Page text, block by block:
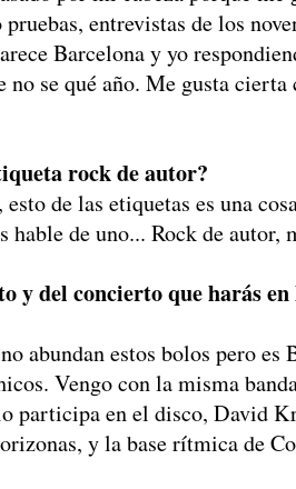
entrevistas de los
Barcelona y yo
no se qué año. Me gusta
rock de autor?
de las etiquetas es una
de uno... Rock de autor,
y del concierto que harás
abundan estos bolos pero es
Vengo con la misma
participa en el disco, David
y la base rítmica de